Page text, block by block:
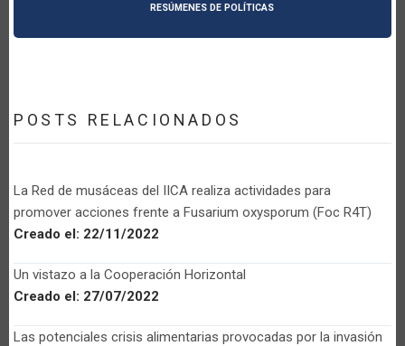
RESÚMENES DE POLÍTICAS
POSTS RELACIONADOS
La Red de musáceas del IICA realiza actividades para
promover acciones frente a Fusarium oxysporum (Foc R4T)
Creado el: 22/11/2022
Un vistazo a la Cooperación Horizontal
Creado el: 27/07/2022
Las potenciales crisis alimentarias provocadas por la invasión